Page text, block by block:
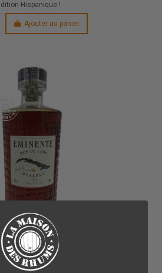
Hispanique !
Ajouter au panier
de Cuba Reserva 7 ans 41.3%